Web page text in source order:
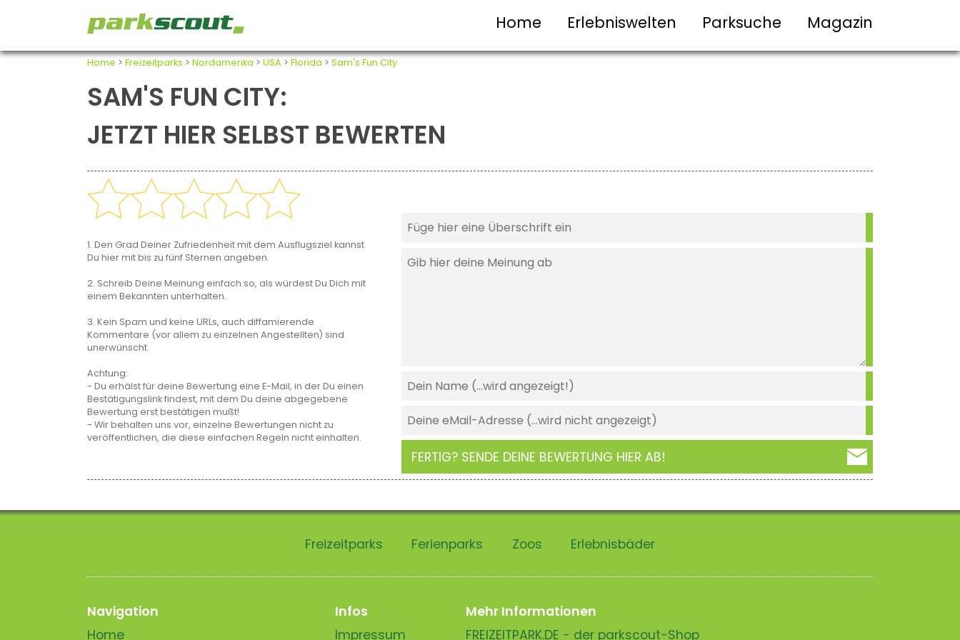
Home Erlebniswelten Parksuche Magazin
Home > Freizeitparks > Nordamerika > USA > Florida > Sam's Fun City
SAM'S FUN CITY:
JETZT HIER SELBST BEWERTEN
1. Den Grad Deiner Zufriedenheit mit dem Ausflugsziel kannst
Du hier mit bis zu fünf Sternen angeben.
2. Schreib Deine Meinung einfach so, als würdest Du Dich mit
einem Bekannten unterhalten.
3. Kein Spam und keine URLs, auch diffamierende
Kommentare (vor allem zu einzelnen Angestellten) sind
unerwünscht.
Achtung:
- Du erhälst für deine Bewertung eine E-Mail, in der Du einen
Bestätigungslink findest, mit dem Du deine abgegebene
Bewertung erst bestätigen mußt!
- Wir behalten uns vor, einzelne Bewertungen nicht zu
veröffentlichen, die diese einfachen Regeln nicht einhalten.
FERTIG? SENDE DEINE BEWERTUNG HIER AB!
Freizeitparks Ferienparks Zoos Erlebnisbäder
Navigation
Home
Infos
Impressum
Mehr Informationen
FREIZEITPARK.DE - der parkscout-Shop